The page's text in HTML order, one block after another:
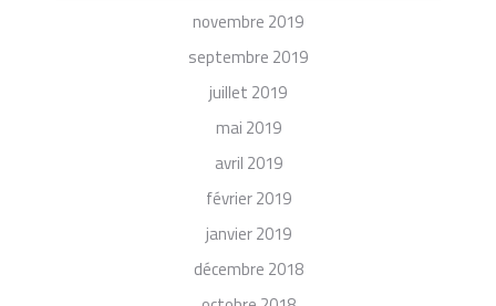
novembre 2019
septembre 2019
juillet 2019
mai 2019
avril 2019
février 2019
janvier 2019
décembre 2018